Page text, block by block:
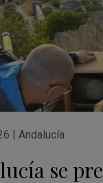
|Andalucía
se